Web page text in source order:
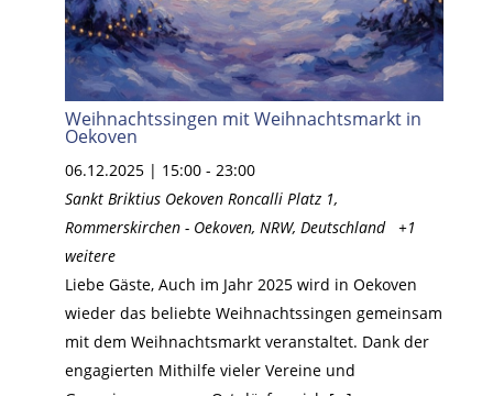
Weihnachtssingen mit Weihnachtsmarkt in
Oekoven
06.12.2025 | 15:00- 23:00
Sankt Briktius Oekoven Roncalli Platz 1,
Rommerskirchen - Oekoven, NRW, Deutschland +1
weitere
Liebe Gäste, Auch im Jahr 2025 wird in Oekoven
wieder das beliebte Weihnachtssingen gemeinsam
mit dem Weihnachtsmarkt veranstaltet. Dank der
engagierten Mithilfe vieler Vereine und